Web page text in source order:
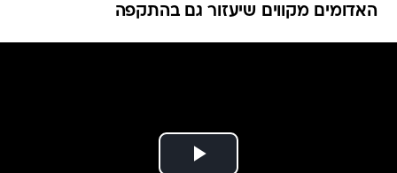
האדומים מקווים שיעזור גם בהתקפה